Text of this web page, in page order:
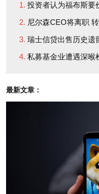
然要求我出任我当初
绝了。
第二天的年度股东大
公司董事，因为连续
是，他们表示，除了
望我辞去董事一职。
投资者认为福布斯要
尼尔森CEO将离职
瑞士信贷出售历史遗
私募基金业遭遇深喉
最新文章：